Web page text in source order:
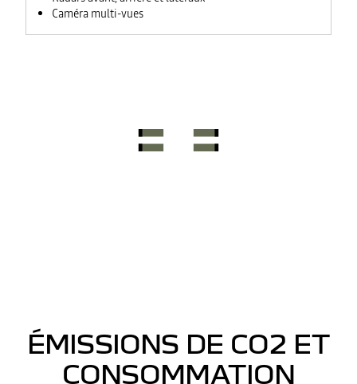
Caméra multi-vues
ÉMISSIONS DE CO2 ET
CONSOMMATION